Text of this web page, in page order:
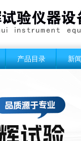
产品目录 新